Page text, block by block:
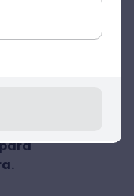
en
cuales se